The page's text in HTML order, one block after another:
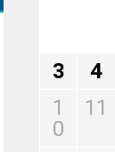
3
4
1
0
11